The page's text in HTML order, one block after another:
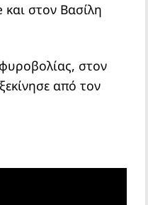
στον Βασίλη
στον
από τον